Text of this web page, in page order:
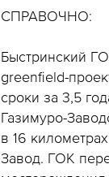
СПРАВОЧНО:
Быстринский
greenfield-
сроки за 3,5
Газимуро-
в 16
Завод. ГОК